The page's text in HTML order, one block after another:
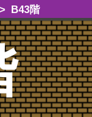
B43階